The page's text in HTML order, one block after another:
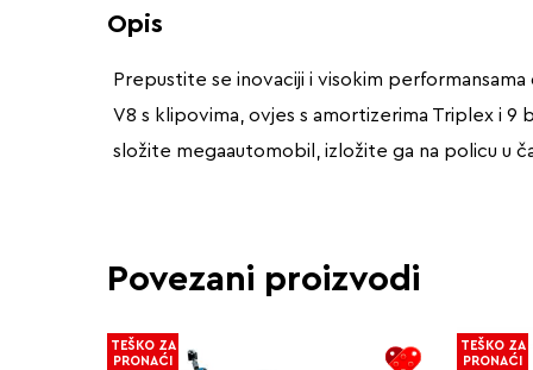
Opis
Prepustite se inovaciji i visokim
V8 s klipovima, ovjes s amortizerima Triplex i
složite megaautomobil, izložite ga na policu u
Povezani proizvodi
TEŠKO ZA
PRONAĆI
TEŠKO ZA
PRONAĆI